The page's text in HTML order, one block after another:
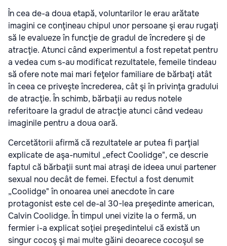
În cea de-a doua etapă, voluntarilor le erau arătate
imagini ce conţineau chipul unor persoane şi erau rugaţi
să le evalueze în funcţie de gradul de încredere şi de
atracţie. Atunci când experimentul a fost repetat pentru
a vedea cum s-au modificat rezultatele, femeile tindeau
să ofere note mai mari feţelor familiare de bărbaţi atât
în ceea ce priveşte încrederea, cât şi în privinţa gradului
de atracţie. În schimb, bărbaţii au redus notele
referitoare la gradul de atracţie atunci când vedeau
imaginile pentru a doua oară.
Cercetătorii afirmă că rezultatele ar putea fi parţial
explicate de aşa-numitul „efect Coolidge", ce descrie
faptul că bărbaţii sunt mai atraşi de ideea unui partener
sexual nou decât de femei. Efectul a fost denumit
„Coolidge" în onoarea unei anecdote în care
protagonist este cel de-al 30-lea preşedinte american,
Calvin Coolidge. În timpul unei vizite la o fermă, un
fermier i-a explicat soţiei preşedintelui că există un
singur cocoş şi mai multe găini deoarece cocoşul se